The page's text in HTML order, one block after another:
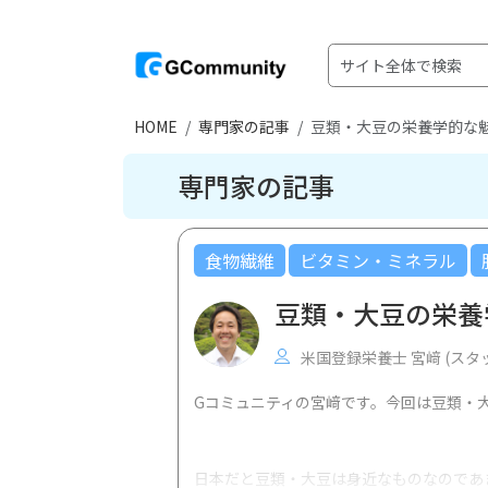
HOME 専門家の記事 豆類・大豆の栄養学的な
専門家の記事
食物繊維 ビタミン・ミネラル
豆類・大豆の栄
米国登録栄養士 宮﨑 (スタ
Gコミュニティの宮﨑です。今回は豆類・
日本だと豆類・大豆は身近なものなので